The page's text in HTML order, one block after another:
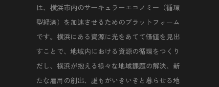
は、横浜市内のサーキュラーエコノミー（循環
型経済）を加速させるためのプラットフォーム
です。横浜にある資源に光をあてて価値を見出
すことで、地域内における資源の循環をつくり
だし、横浜が抱える様々な地域課題の解決、新
たな雇用の創出、誰もがいきいきと暮らせる地